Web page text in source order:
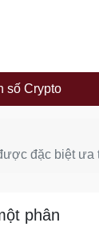
số Crypto
đặc biệt
phân